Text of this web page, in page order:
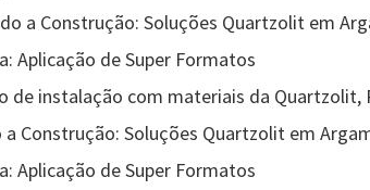
a Construção: Soluções Quartzolit em
Aplicação de Super Formatos
de instalação com materiais da Quartzolit,
Construção: Soluções Quartzolit em
Aplicação de Super Formatos